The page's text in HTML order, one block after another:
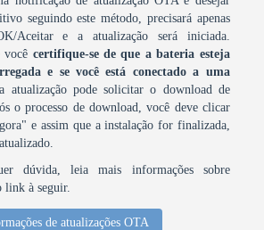
seguindo este método, precisará apenas
Aceitar e a atualização será iniciada.
você certifique-se de que a bateria esteja
e se você está conectado a uma
atualização pode solicitar o download de
o processo de download, você deve clicar
e assim que a instalação for finalizada,
dúvida, leia mais informações sobre
link à seguir.
de atualizações OTA